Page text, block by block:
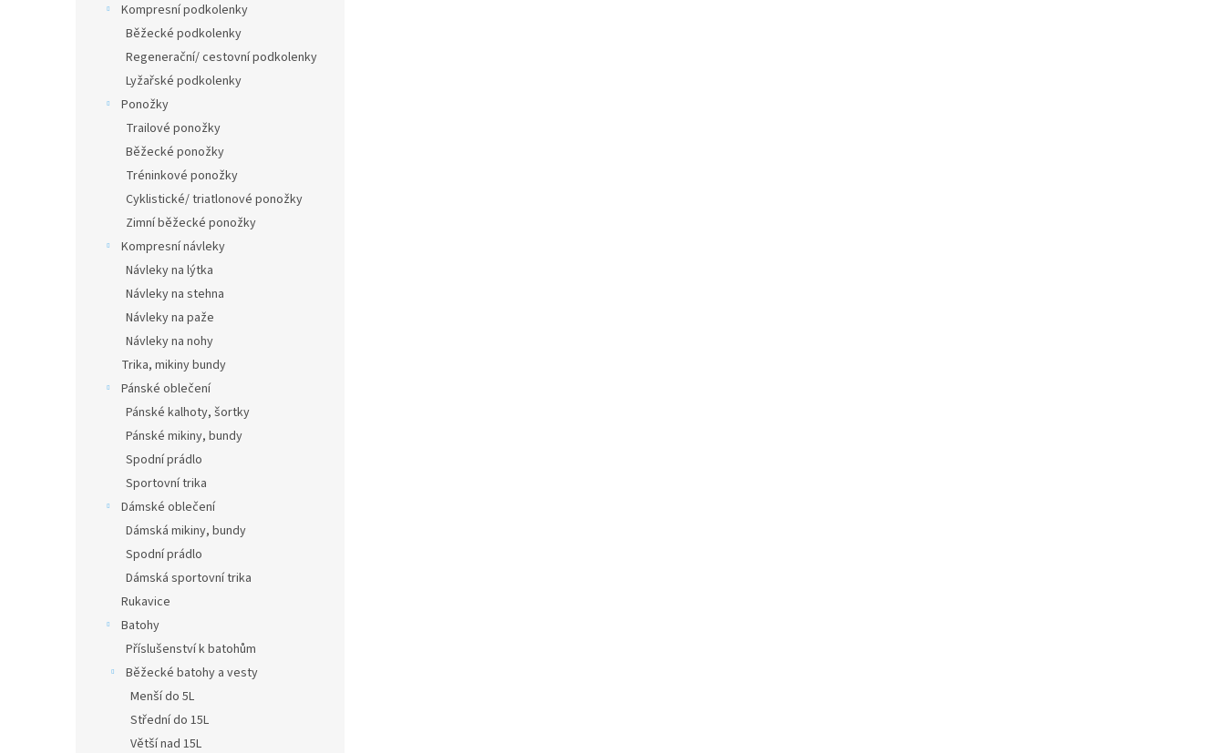
Kompresní podkolenky
Běžecké podkolenky
Regenerační/ cestovní podkolenky
Lyžařské podkolenky
Ponožky
Trailové ponožky
Běžecké ponožky
Tréninkové ponožky
Cyklistické/ triatlonové ponožky
Zimní běžecké ponožky
Kompresní návleky
Návleky na lýtka
Návleky na stehna
Návleky na paže
Návleky na nohy
Trika, mikiny bundy
Pánské oblečení
Pánské kalhoty, šortky
Pánské mikiny, bundy
Spodní prádlo
Sportovní trika
Dámské oblečení
Dámská mikiny, bundy
Spodní prádlo
Dámská sportovní trika
Rukavice
Batohy
Příslušenství k batohům
Běžecké batohy a vesty
Menší do 5L
Střední do 15L
Větší nad 15L